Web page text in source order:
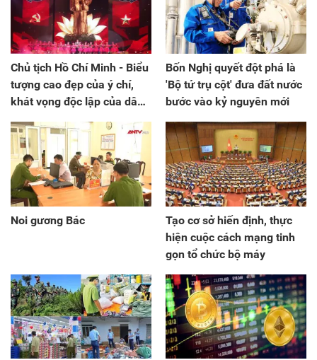
Chủ tịch Hồ Chí Minh - Biểu
tượng cao đẹp của ý chí,
khát vọng độc lập của dân
tộc, tự do, hạnh phúc cho
nhân dân
Bốn Nghị quyết đột phá là
'Bộ tứ trụ cột' đưa đất nước
bước vào kỷ nguyên mới
Noi gương Bác
Tạo cơ sở hiến định, thực
hiện cuộc cách mạng tinh
gọn tổ chức bộ máy